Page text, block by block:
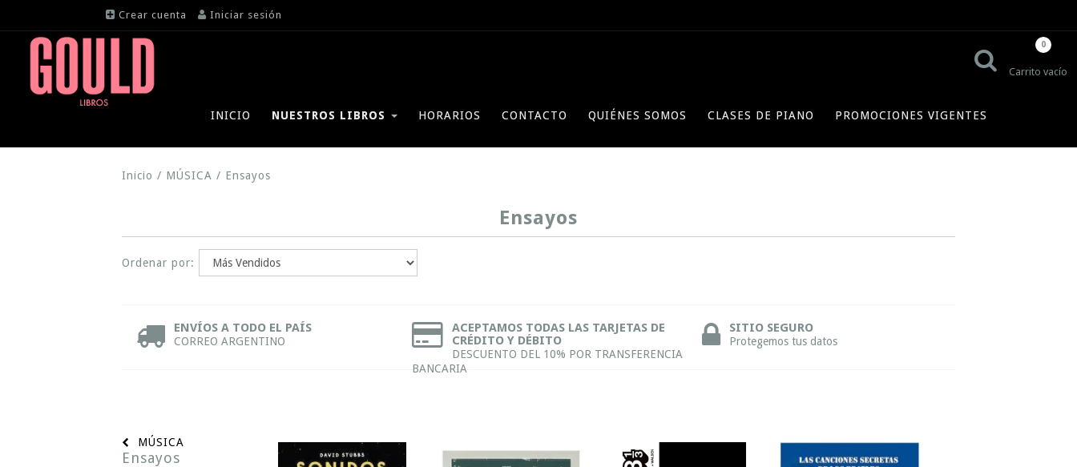
Crear cuenta Iniciar sesión
Carrito vacío
0
INICIO NUESTROS LIBROS HORARIOS CONTACTO QUIÉNES SOMOS CLASES DE PIANO PROMOCIONES VIGENTES
Inicio / MÚSICA / Ensayos
Ensayos
Ordenar por:
ENVÍOS A TODO EL PAÍS
CORREO ARGENTINO
ACEPTAMOS TODAS LAS TARJETAS DE
CRÉDITO Y DÉBITO
DESCUENTO DEL 10% POR TRANSFERENCIA
BANCARIA
SITIO SEGURO
Protegemos tus datos
MÚSICA
Ensayos